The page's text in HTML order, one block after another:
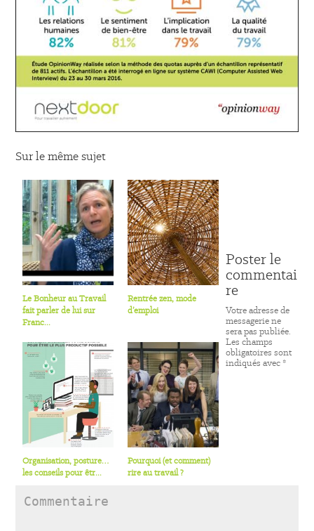
Sur le même sujet
Le Bonheur au Travail
fait parler de lui sur
Franc...
Rentrée zen, mode
d’emploi
Organisation, posture…
les conseils pour êtr...
Pourquoi (et comment)
rire au travail ?
Poster le
commentai
re
Votre adresse de
messagerie ne
sera pas publiée.
Les champs
obligatoires sont
indiqués avec *